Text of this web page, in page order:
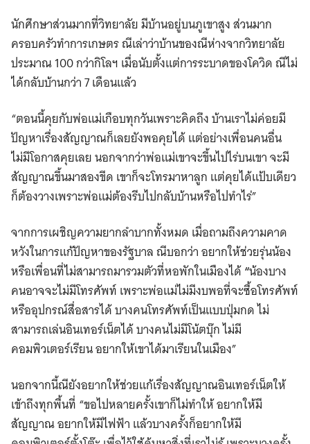
นักศึกษาส่วนมากที่วิทยาลัย มีบ้านอยู่บนภูเขาสูง ส่วนมาก
ครอบครัวทำการเกษตร ณีเล่าว่าบ้านของณีห่างจากวิทยาลัย
ประมาณ 100 กว่ากิโลฯ เมื่อนับตั้งแต่การระบาดของโควิด ณีไม่
ได้กลับบ้านกว่า 7 เดือนแล้ว
“ตอนนี้คุยกับพ่อแม่เกือบทุกวันเพราะคิดถึง บ้านเราไม่ค่อยมี
ปัญหาเรื่องสัญญาณก็เลยยังพอคุยได้ แต่อย่างเพื่อนคนอื่น
ไม่มีโอกาสคุยเลย นอกจากว่าพ่อแม่เขาจะขึ้นไปไร่บนเขา จะมี
สัญญาณขึ้นมาสองขีด เขาก็จะโทรมาหาลูก แต่คุยได้แป้บเดียว
ก็ต้องวางเพราะพ่อแม่ต้องรีบไปกลับบ้านหรือไปทำไร่”
จากการเผชิญความยากลำบากทั้งหมด เมื่อถามถึงความคาด
หวังในการแก้ปัญหาของรัฐบาล ณีบอกว่า อยากให้ช่วยรุ่นน้อง
หรือเพื่อนที่ไม่สามารถมารวมตัวที่หอพักในเมืองได้“น้องบาง
คนอาจจะไม่มีโทรศัพท์ เพราะพ่อแม่ไม่มีงบพอที่จะซื้อโทรศัพท์
หรืออุปกรณ์สื่อสารได้ บางคนโทรศัพท์เป็นแบบปุ่มกด ไม่
สามารถเล่นอินเทอร์เน็ตได้ บางคนไม่มีโน้ตบุ๊ก ไม่มี
คอมพิวเตอร์เรียน อยากให้เขาได้มาเรียนในเมือง”
นอกจากนี้ณียังอยากให้ช่วยแก้เรื่องสัญญาณอินเทอร์เน็ตให้
เข้าถึงทุกพื้นที่ “ขอไปหลายครั้งเขาก็ไม่ทำให้ อยากให้มี
สัญญาณ อยากให้มีไฟฟ้า แล้วบางครั้งก็อยากให้มี